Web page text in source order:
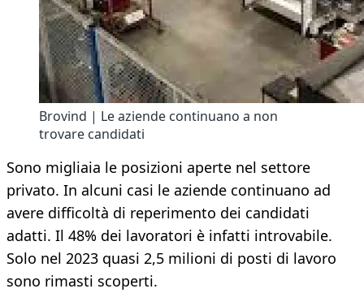
Brovind | Le aziende continuano a non
trovare candidati
Sono migliaia le posizioni aperte nel settore
privato. In alcuni casi le aziende continuano ad
avere difficoltà di reperimento dei candidati
adatti. Il 48% dei lavoratori è infatti introvabile.
Solo nel 2023 quasi 2,5 milioni di posti di lavoro
sono rimasti scoperti.